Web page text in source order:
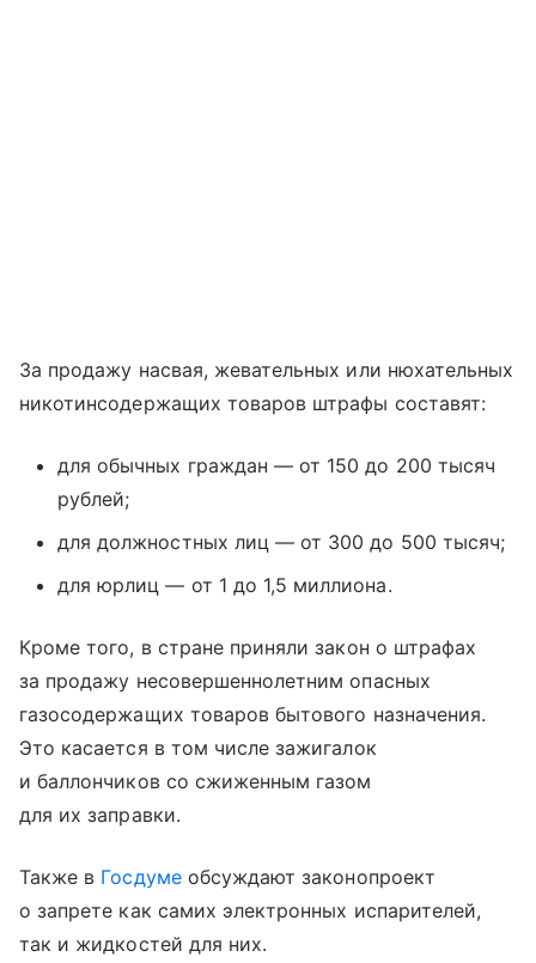
За продажу насвая, жевательных или нюхательных
никотинсодержащих товаров штрафы составят:
для обычных граждан — от 150 до 200 тысяч
рублей;
для должностных лиц — от 300 до 500 тысяч;
для юрлиц — от 1 до 1,5 миллиона.
Кроме того, в стране приняли закон о штрафах
за продажу несовершеннолетним опасных
газосодержащих товаров бытового назначения.
Это касается в том числе зажигалок
и баллончиков со сжиженным газом
для их заправки.
Также в Госдумеобсуждают законопроект
о запрете как самих электронных испарителей,
так и жидкостей для них.